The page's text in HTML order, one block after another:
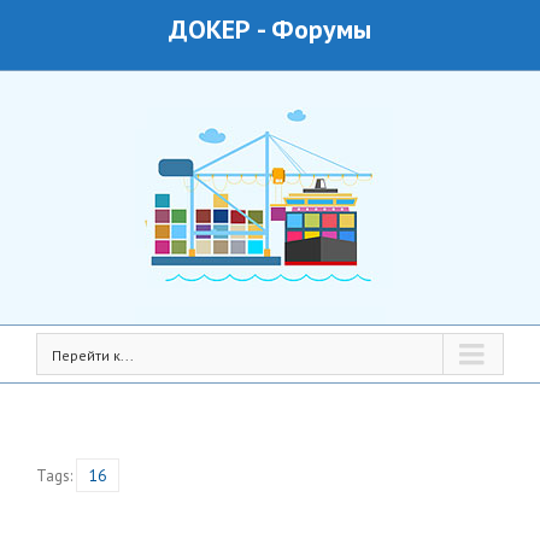
ДОКЕР - Форумы
Перейти к...
Tags: 16